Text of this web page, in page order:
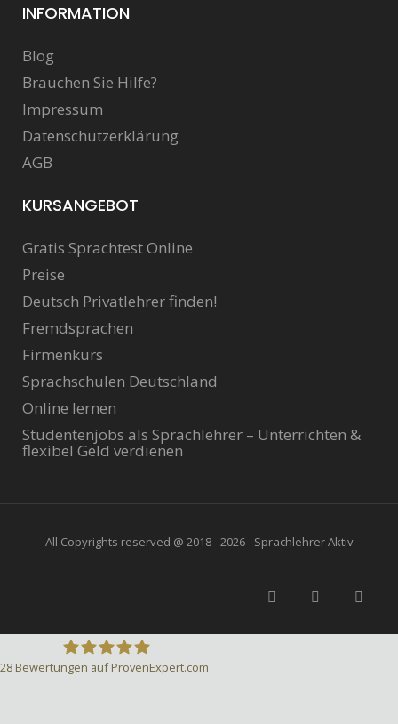
INFORMATION
Blog
Brauchen Sie Hilfe?
Impressum
Datenschutzerklärung
AGB
KURSANGEBOT
Gratis Sprachtest Online
Preise
Deutsch Privatlehrer finden!
Fremdsprachen
Firmenkurs
Sprachschulen Deutschland
Online lernen
Studentenjobs als Sprachlehrer – Unterrichten &
flexibel Geld verdienen
All Copyrights reserved @ 2018 - 2026 - Sprachlehrer Aktiv
28 Bewertungen auf ProvenExpert.com